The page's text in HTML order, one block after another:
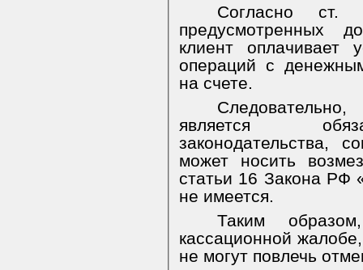
Согласно
предусмотренных
клиент оплачивает
операций с
на счете.
Следовательно,
является
законодательства,
может носить
статьи 16 Закона РФ
не имеется.
Таким
кассационной
не могут повлечь